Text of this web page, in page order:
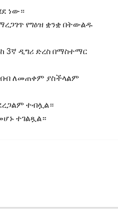
ነው።
የግዕዝ ቋንቋ በትውልዱ
3ኛ ዲግሪ ድረስ በማስተማር
ለመጠቀም ያስችላልም
ተብሏል።
ተገልጿል።